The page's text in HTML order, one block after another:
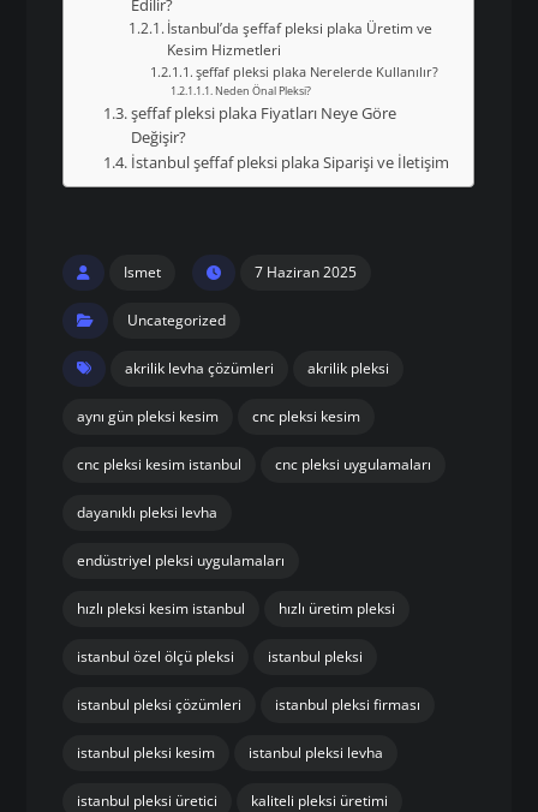
Edilir?
İstanbul’da şeffaf pleksi plaka Üretim ve
Kesim Hizmetleri
şeffaf pleksi plaka Nerelerde Kullanılır?
Neden Önal Pleksi?
şeffaf pleksi plaka Fiyatları Neye Göre
Değişir?
İstanbul şeffaf pleksi plaka Siparişi ve İletişim
Ismet 7 Haziran 2025
Uncategorized
akrilik levha çözümleri akrilik pleksi
aynı gün pleksi kesim cnc pleksi kesim
cnc pleksi kesim istanbul cnc pleksi uygulamaları
dayanıklı pleksi levha
endüstriyel pleksi uygulamaları
hızlı pleksi kesim istanbul hızlı üretim pleksi
istanbul özel ölçü pleksi istanbul pleksi
istanbul pleksi çözümleri istanbul pleksi firması
istanbul pleksi kesim istanbul pleksi levha
istanbul pleksi üretici kaliteli pleksi üretimi